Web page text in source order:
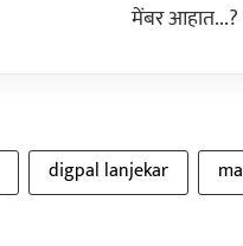
मेंबर आहात...?
digpal lanjekar